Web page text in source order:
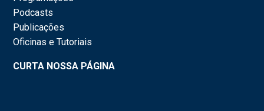
Podcasts
Publicações
Oficinas e Tutoriais
CURTA NOSSA PÁGINA